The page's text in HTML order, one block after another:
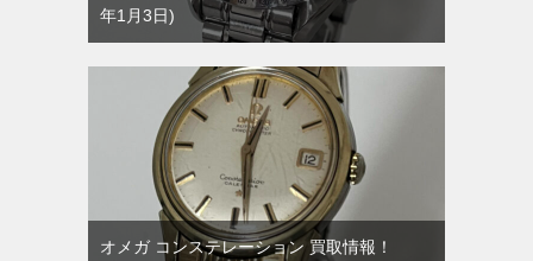
年1月3日
オメガ コンステレーション 買取情報！